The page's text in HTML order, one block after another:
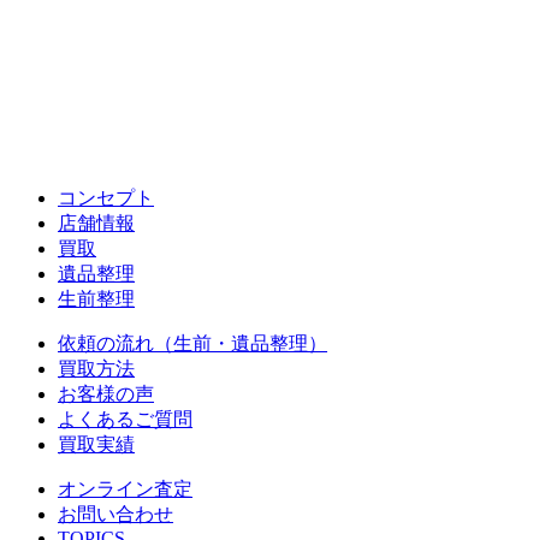
コンセプト
店舗情報
買取
遺品整理
生前整理
依頼の流れ（生前・遺品整理）
買取方法
お客様の声
よくあるご質問
買取実績
オンライン査定
お問い合わせ